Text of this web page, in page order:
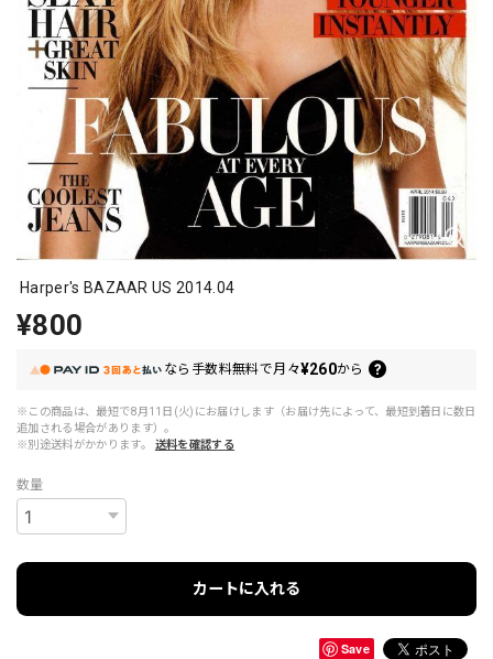
Harper's BAZAAR US 2014.04
¥800
なら 手数料無料で月々¥260から
※この商品は、最短で8月11日(火)にお届けします（お届け先によって、最短到着日に数日
追加される場合があります）。
※別途送料がかかります。
送料を確認する
数量
カートに入れる
Save